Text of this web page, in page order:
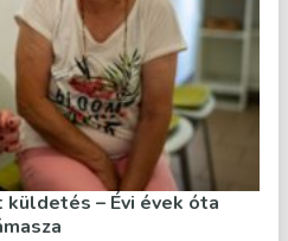
– Évi évek óta